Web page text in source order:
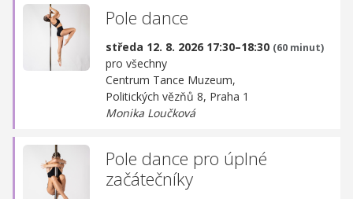
Pole dance
středa 12. 8. 2026 17:30–18:30 (60 minut)
pro všechny
Centrum Tance Muzeum,
Politických vězňů 8, Praha 1
Monika Loučková
Pole dance pro úplné
začátečníky